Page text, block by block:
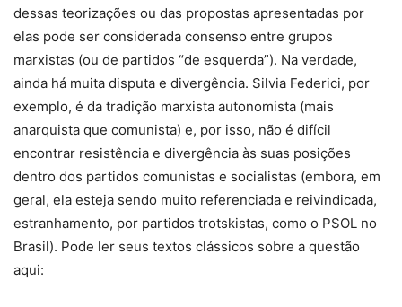
dessas teorizações ou das propostas apresentadas por
elas pode ser considerada consenso entre grupos
marxistas (ou de partidos “de esquerda”). Na verdade,
ainda há muita disputa e divergência. Silvia Federici, por
exemplo, é da tradição marxista autonomista (mais
anarquista que comunista) e, por isso, não é difícil
encontrar resistência e divergência às suas posições
dentro dos partidos comunistas e socialistas (embora, em
geral, ela esteja sendo muito referenciada e reivindicada,
estranhamento, por partidos trotskistas, como o PSOL no
Brasil). Pode ler seus textos clássicos sobre a questão
aqui: